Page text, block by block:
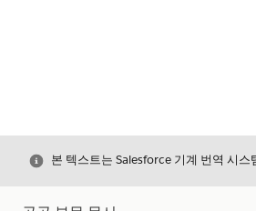
닫기본 텍스트는 Salesforce 기계 번역 시